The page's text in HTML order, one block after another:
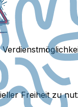
Freiheit zu